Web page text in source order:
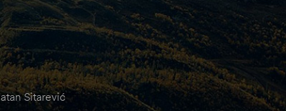
Sitarević